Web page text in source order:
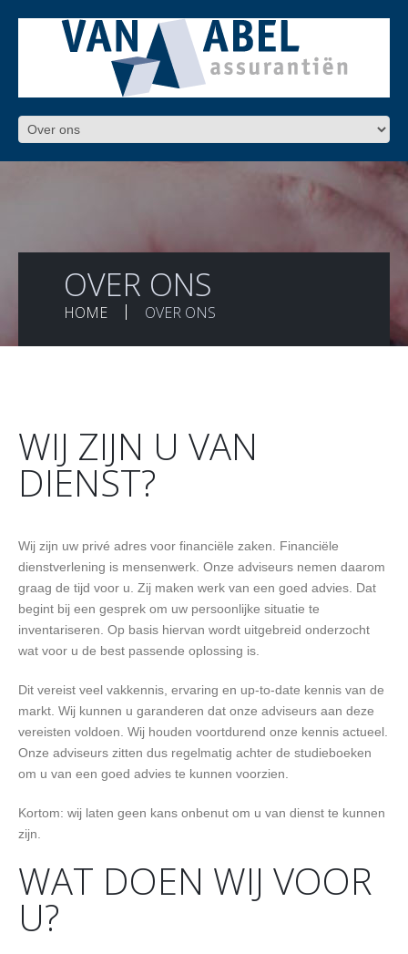
OVER ONS
HOME OVER ONS
WIJ ZIJN U VAN
DIENST?
Wij zijn uw privé adres voor financiële zaken. Financiële
dienstverlening is mensenwerk. Onze adviseurs nemen daarom
graag de tijd voor u. Zij maken werk van een goed advies. Dat
begint bij een gesprek om uw persoonlijke situatie te
inventariseren. Op basis hiervan wordt uitgebreid onderzocht
wat voor u de best passende oplossing is.
Dit vereist veel vakkennis, ervaring en up-to-date kennis van de
markt. Wij kunnen u garanderen dat onze adviseurs aan deze
vereisten voldoen. Wij houden voortdurend onze kennis actueel.
Onze adviseurs zitten dus regelmatig achter de studieboeken
om u van een goed advies te kunnen voorzien.
Kortom: wij laten geen kans onbenut om u van dienst te kunnen
zijn.
WAT DOEN WIJ VOOR
U?